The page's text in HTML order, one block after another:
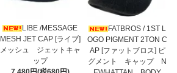
LIBE /MESSAGE
MESH JET CAP [ライブ]
メッシュ ジェットキャ
ップ
FATBROS / 1ST L
OGO PIGMENT 2TON C
AP [ファットブロス] ピ
グメント キャップ N